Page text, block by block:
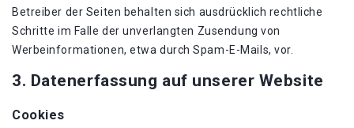
Betreiber der Seiten behalten sich ausdrücklich rechtliche
Schritte im Falle der unverlangten Zusendung von
Werbeinformationen, etwa durch Spam-E-Mails, vor.
3. Datenerfassung auf unserer Website
Cookies